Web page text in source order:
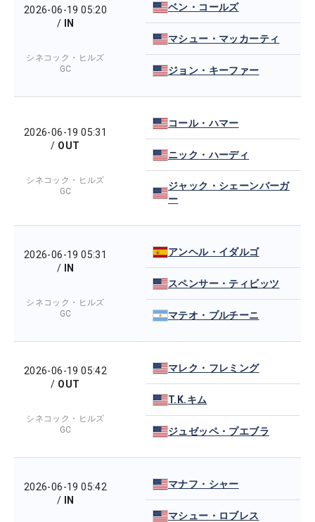
2026-06-19 05:20
/
IN
シネコック・ヒルズ
GC
ベン・コールズ
マシュー・マッカーティ
ジョン・キーファー
2026-06-19 05:31
/ OUT
シネコック・ヒルズ
GC
コール・ハマー
ニック・ハーディ
ジャック・シェーンバーガ
ー
2026-06-19 05:31
/
IN
シネコック・ヒルズ
GC
アンヘル・イダルゴ
スペンサー・ティビッツ
マテオ・プルチーニ
2026-06-19 05:42
/ OUT
シネコック・ヒルズ
GC
マレク・フレミング
T.K.キム
ジュゼッペ・プエブラ
2026-06-19 05:42
/
IN
マナフ・シャー
マシュー・ロブレス